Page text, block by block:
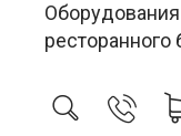
ресторанного